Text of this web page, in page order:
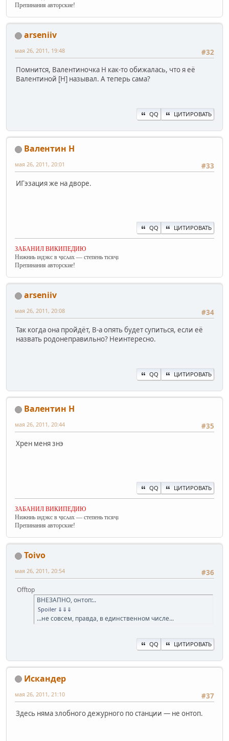
Препинания авторские!
arseniiv
#32
мая 26, 2011, 19:48
Помнится, Валентиночка Н как-то обижалась, что я её
Валентиной [Н] называл. А теперь сама?
QQ ЦИТИРОВАТЬ
Валентин Н
#33
мая 26, 2011, 20:01
ИГэзация же на дворе.
QQ ЦИТИРОВАТЬ
ЗАБАНИЛ ВИКИПЕДИЮ
Нижниь ıндэкс в ҷıсʌах — степень тıсяҷı
Препинания авторские!
arseniiv
#34
мая 26, 2011, 20:08
Так когда она пройдёт, В-а опять будет супиться, если её
назвать родонеправильно? Неинтересно.
QQ ЦИТИРОВАТЬ
Валентин Н
#35
мая 26, 2011, 20:44
Хрен меня знэ
QQ ЦИТИРОВАТЬ
ЗАБАНИЛ ВИКИПЕДИЮ
Нижниь ıндэкс в ҷıсʌах — степень тıсяҷı
Препинания авторские!
Toivo
#36
мая 26, 2011, 20:54
Offtop
ВНЕЗАПНО, онтоп:..
Spoiler ⇓⇓⇓
...не совсем, правда, в единственном числе...
QQ ЦИТИРОВАТЬ
Искандер
#37
мая 26, 2011, 21:10
Здесь няма злобного дежурного по станции — не онтоп.